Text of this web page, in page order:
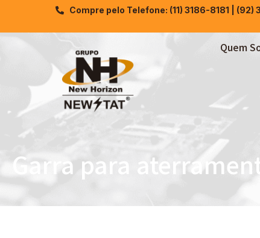
Compre pelo Telefone: (11) 3186-8181 | (92)
Quem
Garra para